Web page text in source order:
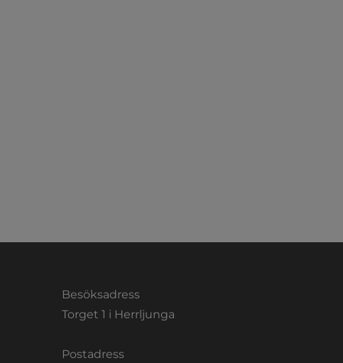
Besöksadress
Torget 1 i Herrljunga
Postadress